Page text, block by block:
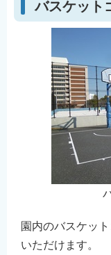
バスケット
園内のバスケッ
いただけます。